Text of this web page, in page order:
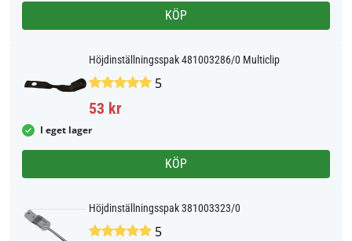
KÖP
Höjdinställningsspak 481003286/0 Multiclip
5
53 kr
I eget lager
KÖP
Höjdinställningsspak 381003323/0
5